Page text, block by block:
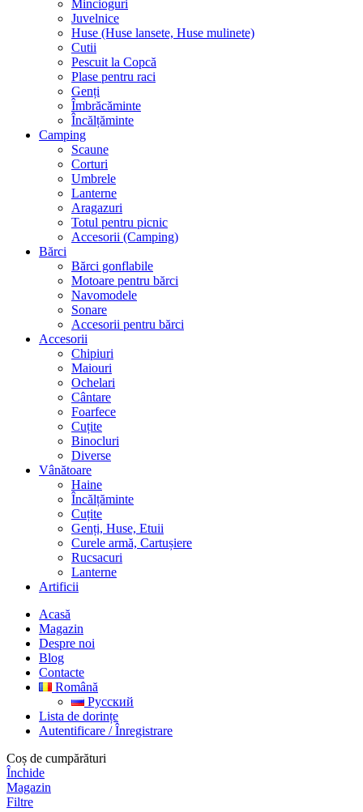
Mincioguri
Juvelnice
Huse (Huse lansete, Huse mulinete)
Cutii
Pescuit la Copcă
Plase pentru raci
Genți
Îmbrăcăminte
Încălțăminte
Camping
Scaune
Corturi
Umbrele
Lanterne
Aragazuri
Totul pentru picnic
Accesorii (Camping)
Bărci
Bărci gonflabile
Motoare pentru bărci
Navomodele
Sonare
Accesorii pentru bărci
Accesorii
Chipiuri
Maiouri
Ochelari
Cântare
Foarfece
Cuțite
Binocluri
Diverse
Vânătoare
Haine
Încălțăminte
Cuțite
Genți, Huse, Etuii
Curele armă, Cartușiere
Rucsacuri
Lanterne
Artificii
Acasă
Magazin
Despre noi
Blog
Contacte
Română
Русский
Lista de dorințe
Autentificare / Înregistrare
Coș de cumpărături
Închide
Magazin
Filtre